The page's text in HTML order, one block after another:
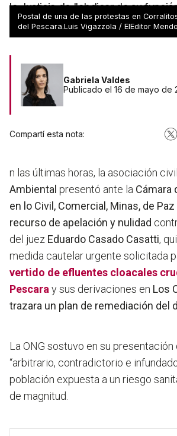
la Justicia de "abdicar de su
ante los vertidos en el Pescara.
Postal de una de las protestas en
del Pescara.Luis Vigazzola / ElEditor
Gabriela Valdes
Publicado el 16 de mayo de
Compartí esta nota: X
n las últimas horas, la asociación civil
Ambiental presentó ante la Cámara
en lo Civil, Comercial, Minas, de
recurso de apelación y nulidad
del juez Eduardo Casado Casatti,
medida cautelar urgente solicitada
vertido de efluentes cloacales
Pescara y sus derivaciones en Los
trazara un plan de remediación del
La ONG sostuvo en su presentación
“arbitrario, contradictorio e
población expuesta a un riesgo
de magnitud.